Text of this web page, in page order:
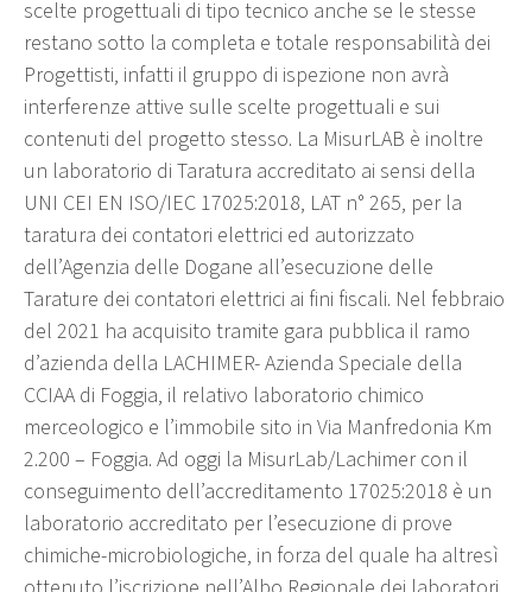
scelte progettuali di tipo tecnico anche se le stesse
restano sotto la completa e totale responsabilità dei
Progettisti, infatti il gruppo di ispezione non avrà
interferenze attive sulle scelte progettuali e sui
contenuti del progetto stesso. La MisurLAB è inoltre
un laboratorio di Taratura accreditato ai sensi della
UNI CEI EN ISO/IEC 17025:2018, LAT n° 265, per la
taratura dei contatori elettrici ed autorizzato
dell’Agenzia delle Dogane all’esecuzione delle
Tarature dei contatori elettrici ai fini fiscali. Nel febbraio
del 2021 ha acquisito tramite gara pubblica il ramo
d’azienda della LACHIMER- Azienda Speciale della
CCIAA di Foggia, il relativo laboratorio chimico
merceologico e l’immobile sito in Via Manfredonia Km
2.200 – Foggia. Ad oggi la MisurLab/Lachimer con il
conseguimento dell’accreditamento 17025:2018 è un
laboratorio accreditato per l’esecuzione di prove
chimiche-microbiologiche, in forza del quale ha altresì